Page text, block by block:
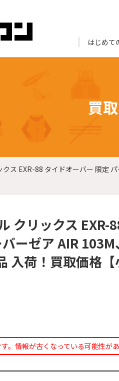
はじめて
買
EXR-88 タイドオーバー 限定 パー
クリックス EXR-
ーゼア AIR
入荷！買取価格【
。情報が古くなっている可能性が